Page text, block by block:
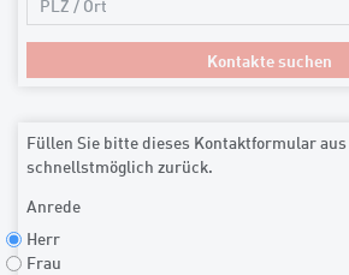
Füllen Sie bitte dieses Kontaktformular
schnellstmöglich zurück.
Anrede
Herr
Frau